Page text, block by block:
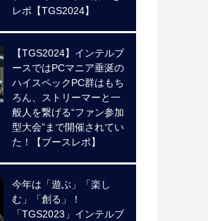
レポ【TGS2024】
【TGS2024】インテルブ
ースではPCマニア垂涎の
ハイスペックPC群はもち
ろん、ストリーマーと一
般人を繋げる“ファン参加
型大会”まで開催されてい
た！【ブースレポ】
今年は「遊ぶ」「楽し
む」「創る」！
「TGS2023」インテルブ